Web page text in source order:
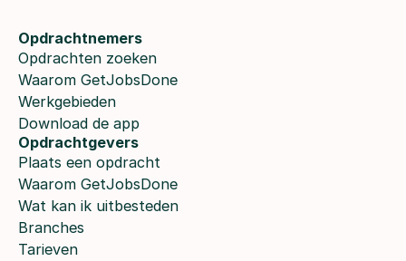
Opdrachtnemers
Opdrachten zoeken
Waarom GetJobsDone
Werkgebieden
Download de app
Opdrachtgevers
Plaats een opdracht
Waarom GetJobsDone
Wat kan ik uitbesteden
Branches
Tarieven